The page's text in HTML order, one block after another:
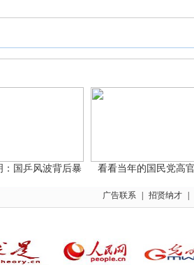
乒风波背后暴 看看当年的国民党高官
广告联系 招贤纳才